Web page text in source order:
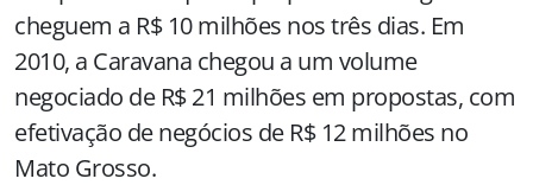
cheguem a R$ 10 milhões nos três dias. Em
2010, a Caravana chegou a um volume
negociado de R$ 21 milhões em propostas, com
efetivação de negócios de R$ 12 milhões no
Mato Grosso.